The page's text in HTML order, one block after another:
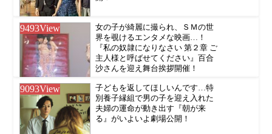
9493View
女の子が綺麗に撮られ、ＳＭの世
界を覗けるエンタメな映画…！
『私の奴隷になりなさい 第２章 ご
主人様と呼ばせてください』百合
沙さんを迎え舞台挨拶開催！
9093View
子どもを返してほしいんです…特
別養子縁組で男の子を迎え入れた
夫婦の運命が動き出す『朝が来
る』がいよいよ劇場公開！